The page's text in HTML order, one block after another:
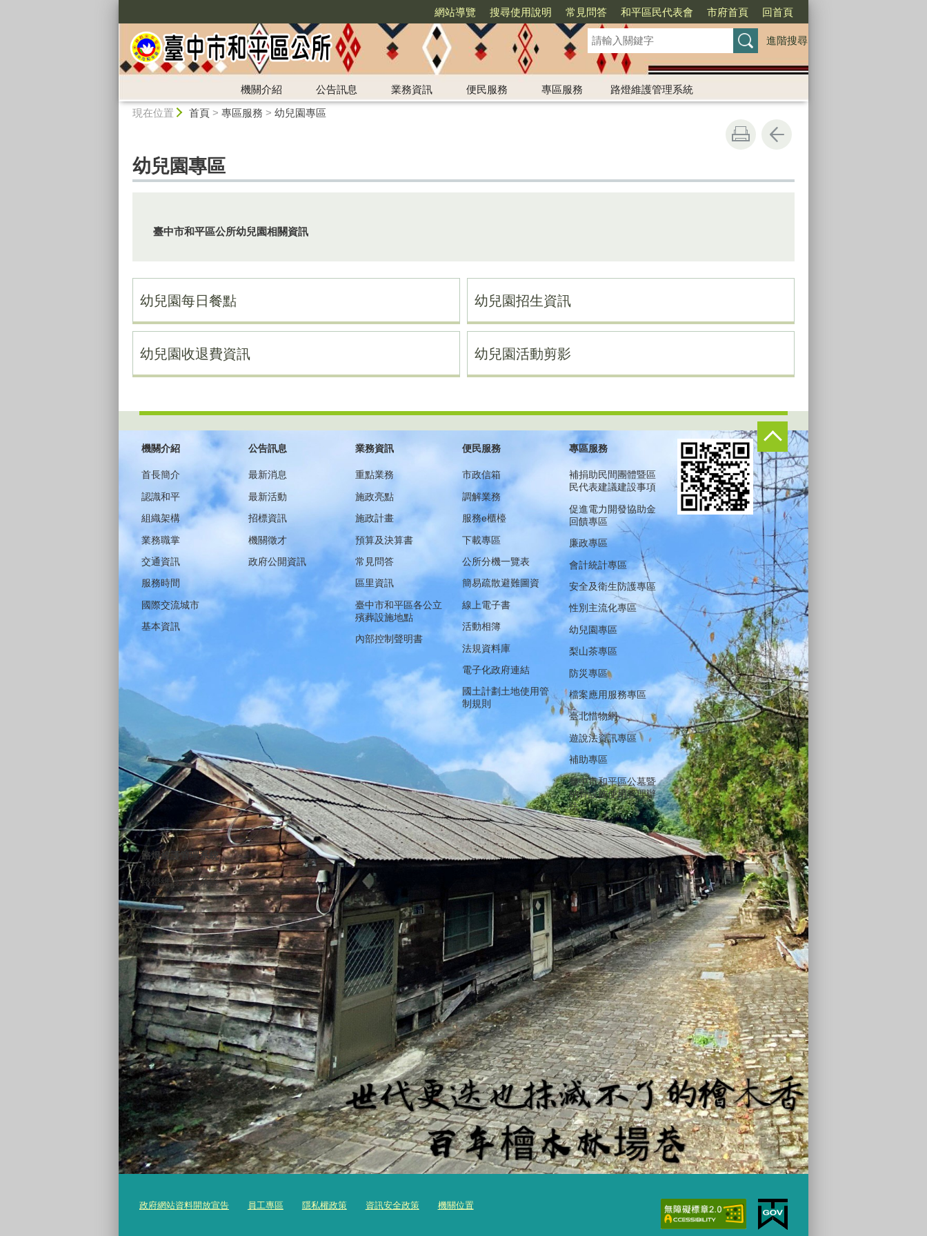
網站導覽 搜尋使用說明 常見問答 和平區民代表會 市府首頁 回首頁
進階搜尋
機關介紹 公告訊息 業務資訊 便民服務 專區服務
路燈維護管理系統
現在位置 首頁> 專區服務 > 幼兒園專區
幼兒園專區
臺中市和平區公所幼兒園相關資訊
幼兒園每日餐點 幼兒園招生資訊
幼兒園收退費資訊 幼兒園活動剪影
機關介紹
首長簡介
認識和平
組織架構
業務職掌
交通資訊
服務時間
國際交流城市
基本資訊
公告訊息
最新消息
最新活動
招標資訊
機關徵才
政府公開資訊
業務資訊
重點業務
施政亮點
施政計畫
預算及決算書
常見問答
區里資訊
臺中市和平區各公立
殯葬設施地點
內部控制聲明書
便民服務
市政信箱
調解業務
服務e櫃檯
下載專區
公所分機一覽表
簡易疏散避難圖資
線上電子書
活動相簿
法規資料庫
電子化政府連結
國土計劃土地使用管
制規則
專區服務
補捐助民間團體暨區
民代表建議建設事項
促進電力開發協助金
回饋專區
廉政專區
會計統計專區
安全及衛生防護專區
性別主流化專區
幼兒園專區
梨山茶專區
防災專區
檔案應用服務專區
臺北惜物網
遊說法資訊專區
補助專區
臺中市和平區公墓暨
納骨設施使用管理辦
法
路燈維護管理系統
路燈維護管理系統
政府網站資料開放宣告 員工專區 隱私權政策 資訊安全政策 機關位置